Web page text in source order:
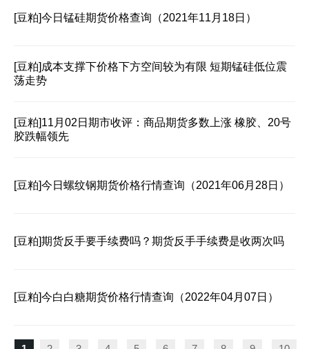
[豆粕]今日锰硅期货价格查询（2021年11月18日）
[豆粕] 成本支撑下价格下方空间较为有限 短期锰硅低位震
荡走势
[豆粕]11月02日期市收评：商品期货多数上涨 橡胶、20号
胶跌幅领先
[豆粕]今日螺纹钢期货价格行情查询（2021年06月28日）
[豆粕]期货反手要手续费吗？期货反手手续费是收两次吗
[豆粕]今白白糖期货价格行情查询（2022年04月07日）